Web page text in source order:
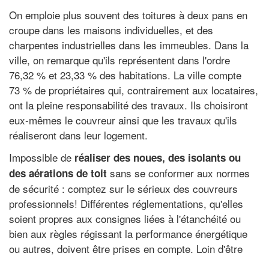
On emploie plus souvent des toitures à deux pans en
croupe dans les maisons individuelles, et des
charpentes industrielles dans les immeubles. Dans la
ville, on remarque qu'ils représentent dans l'ordre
76,32 % et 23,33 % des habitations. La ville compte
73 % de propriétaires qui, contrairement aux locataires,
ont la pleine responsabilité des travaux. Ils choisiront
eux-mêmes le couvreur ainsi que les travaux qu'ils
réaliseront dans leur logement.
Impossible de réaliser des noues, des isolants ou
des aérations de toit sans se conformer aux normes
de sécurité : comptez sur le sérieux des couvreurs
professionnels! Différentes réglementations, qu'elles
soient propres aux consignes liées à l'étanchéité ou
bien aux règles régissant la performance énergétique
ou autres, doivent être prises en compte. Loin d'être